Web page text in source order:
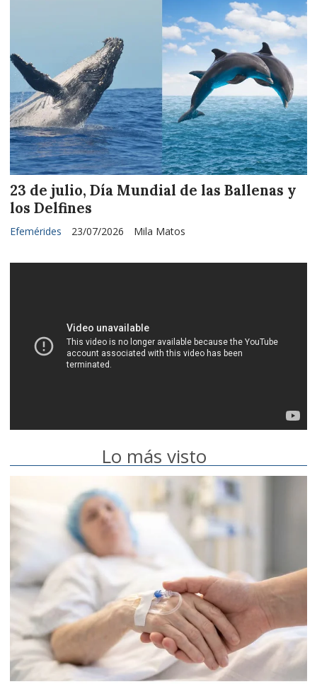
23 de julio, Día Mundial de las Ballenas y
los Delfines
Mila Matos
Efemérides 23/07/2026
Lo más visto